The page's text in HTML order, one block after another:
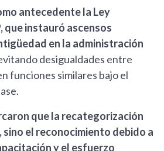
antecedente la Ley
que instauró ascensos
en la administración
desigualdades entre
funciones similares bajo el
que la recategorización
sino el reconocimiento debido a
y el esfuerzo